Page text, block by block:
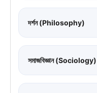
দর্শন (Philosophy)
সমাজবিজ্ঞান (Sociology)